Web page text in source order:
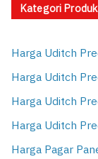
Kategori Produk
Harga Uditch
Harga Uditch
Harga Uditch
Harga Uditch
Harga Pagar